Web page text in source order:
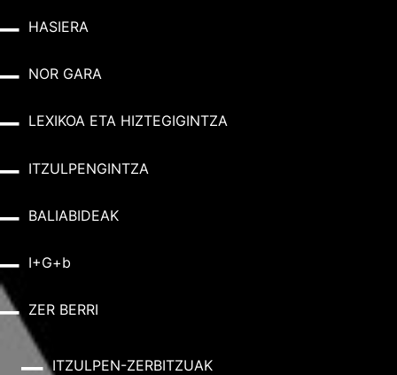
HASIERA
NOR GARA
LEXIKOA ETA HIZTEGIGINTZA
ITZULPENGINTZA
BALIABIDEAK
I+G+b
ZER BERRI
ITZULPEN-ZERBITZUAK